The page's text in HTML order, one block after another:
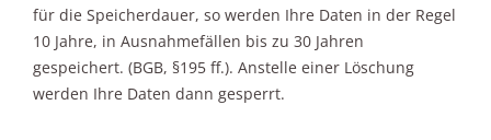
für die Speicherdauer, so werden Ihre Daten in der Regel
10 Jahre, in Ausnahmefällen bis zu 30 Jahren
gespeichert. (BGB, §195 ff.). Anstelle einer Löschung
werden Ihre Daten dann gesperrt.